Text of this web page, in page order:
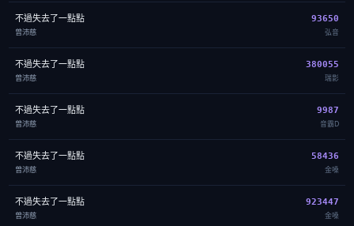
不過失去了一點點
曾沛慈
93650
弘音
不過失去了一點點
曾沛慈
380055
瑞影
不過失去了一點點
曾沛慈
9987
音霸D
不過失去了一點點
曾沛慈
58436
金嗓
不過失去了一點點
曾沛慈
923447
金嗓